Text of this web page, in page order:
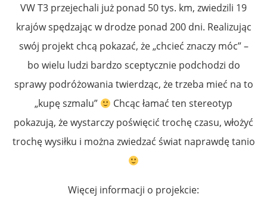
VW T3 przejechali już ponad 50 tys. km, zwiedzili 19
krajów spędzając w drodze ponad 200 dni. Realizując
swój projekt chcą pokazać, że „chcieć znaczy móc” –
bo wielu ludzi bardzo sceptycznie podchodzi do
sprawy podróżowania twierdząc, że trzeba mieć na to
„kupę szmalu”
Chcąc łamać ten stereotyp
pokazują, że wystarczy poświęcić trochę czasu, włożyć
trochę wysiłku i można zwiedzać świat naprawdę tanio
Więcej informacji o projekcie: